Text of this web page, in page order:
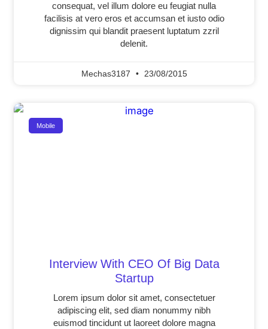
consequat, vel illum dolore eu feugiat nulla
facilisis at vero eros et accumsan et iusto odio
dignissim qui blandit praesent luptatum zzril
delenit.
Mechas3187 23/08/2015
Mobile
Interview With CEO Of Big Data
Startup
Lorem ipsum dolor sit amet, consectetuer
adipiscing elit, sed diam nonummy nibh
euismod tincidunt ut laoreet dolore magna